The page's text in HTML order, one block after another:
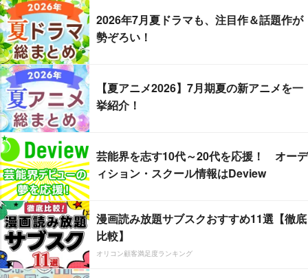
2026年7月夏ドラマも、注目作＆話題作が
勢ぞろい！
【夏アニメ2026】7月期夏の新アニメを一
挙紹介！
芸能界を志す10代～20代を応援！ オーデ
ィション・スクール情報はDeview
漫画読み放題サブスクおすすめ11選【徹底
比較】
オリコン顧客満足度ランキング